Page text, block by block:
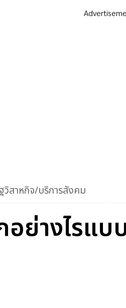
วิสาหกิจ/บริการสังคม
ย่างไรแบ